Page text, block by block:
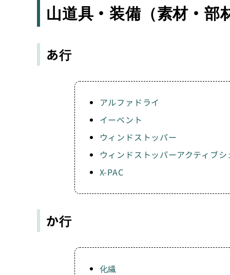
山道具・装備（素材・部
あ行
アルファドライ
イーベント
ウィンドストッパー
ウィンドストッパーアクティブシ
X-PAC
か行
化繊